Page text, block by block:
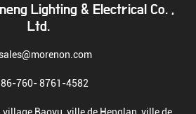
Lighting & Electrical Co. ,
Ltd.
86-760- 8761-4582
village Baoyu, ville de Henglan, ville de